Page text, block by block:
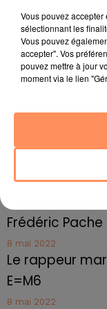
Marseille :
relation extras
27 juin 2022
Le cocholed
10 mai 2022
Toulon : des
10 mai 2022
Cassis
10 mai 2022
Frédéric Pache
8 mai 2022
Le rappeur
E=M6
8 mai 2022
Vous pouvez accepter
sélectionnant les
Vous pouvez
accepter". Vos
pouvez mettre à jour
moment via le lien